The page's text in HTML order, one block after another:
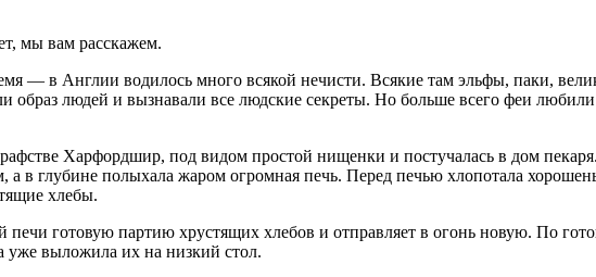
мы вам расскажем.
— в Англии водилось много всякой нечисти. Всякие там эльфы, паки,
людей и вызнавали все людские секреты. Но больше всего феи
Харфордшир, под видом простой нищенки и постучалась в дом пекаря.
в глубине полыхала жаром огромная печь. Перед печью хлопотала
хлебы.
готовую партию хрустящих хлебов и отправляет в огонь новую. По
уже выложила их на низкий стол.